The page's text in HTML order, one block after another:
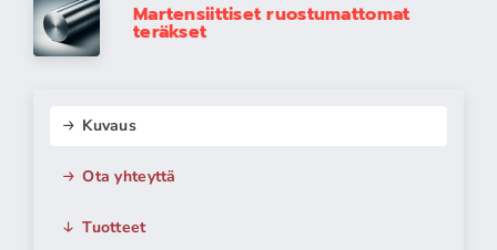
Martensiittiset ruostumattomat
teräkset
Kuvaus
Ota yhteyttä
Tuotteet